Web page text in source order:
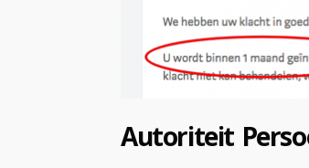
Autoriteit